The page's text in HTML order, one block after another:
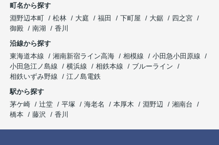
町名から探す
淵野辺本町
松林 大庭 福田 下町屋 大鋸
四之宮
御殿
南湖
香川
沿線から探す
東海道本線
湘南新宿ライン高海 相模線
小田急小田原線
小田急江ノ島線
横浜線 相鉄本線
ブルーライン
相鉄いずみ野線
江ノ島電鉄
駅から探す
茅ケ崎
辻堂 平塚 海老名 本厚木 淵野辺
湘南台
橋本
藤沢 香川